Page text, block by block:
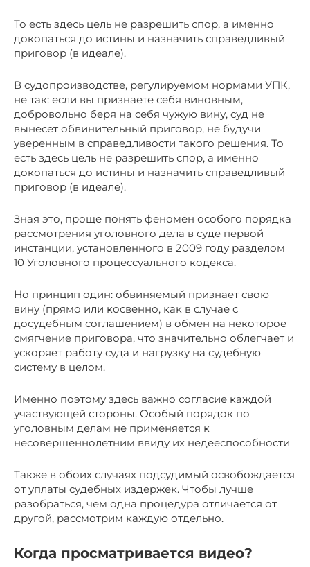
То есть здесь цель не разрешить спор, а именно
докопаться до истины и назначить справедливый
приговор (в идеале).
В судопроизводстве, регулируемом нормами УПК,
не так: если вы признаете себя виновным,
добровольно беря на себя чужую вину, суд не
вынесет обвинительный приговор, не будучи
уверенным в справедливости такого решения. То
есть здесь цель не разрешить спор, а именно
докопаться до истины и назначить справедливый
приговор (в идеале).
Зная это, проще понять феномен особого порядка
рассмотрения уголовного дела в суде первой
инстанции, установленного в 2009 году разделом
10 Уголовного процессуального кодекса.
Но принцип один: обвиняемый признает свою
вину (прямо или косвенно, как в случае с
досудебным соглашением) в обмен на некоторое
смягчение приговора, что значительно облегчает и
ускоряет работу суда и нагрузку на судебную
систему в целом.
Именно поэтому здесь важно согласие каждой
участвующей стороны. Особый порядок по
уголовным делам не применяется к
несовершеннолетним ввиду их недееспособности
Также в обоих случаях подсудимый освобождается
от уплаты судебных издержек. Чтобы лучше
разобраться, чем одна процедура отличается от
другой, рассмотрим каждую отдельно.
Когда просматривается видео?